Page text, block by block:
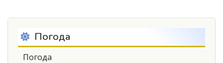
Погода
Погода